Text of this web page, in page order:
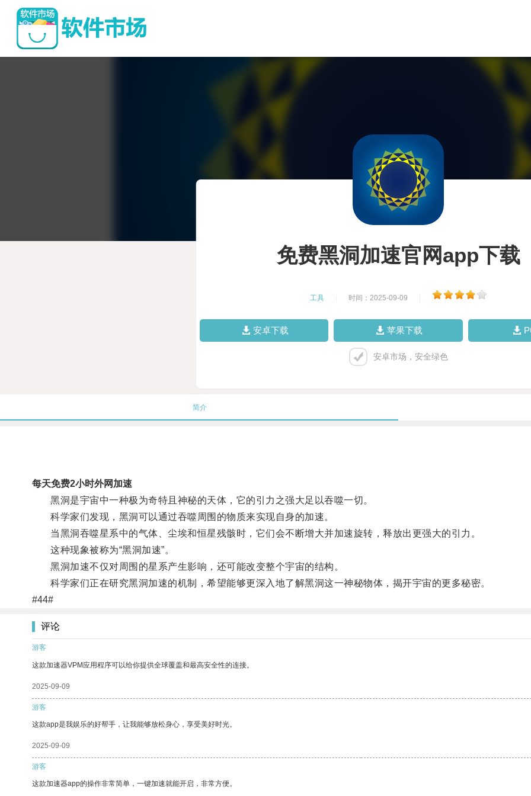
免费黑洞加速官网app下载
工具 时间：2025-09-09
安卓下载 苹果下载
安卓市场，安全绿色
简介
每天免费2小时外网加速
黑洞是宇宙中一种极为奇特且神秘的天体，它的引力之强大足以吞噬一切。
科学家们发现，黑洞可以通过吞噬周围的物质来实现自身的加速。
当黑洞吞噬星系中的气体、尘埃和恒星残骸时，它们会不断增大并加速旋转，释放出更强大的引力。
这种现象被称为“黑洞加速”。
黑洞加速不仅对周围的星系产生影响，还可能改变整个宇宙的结构。
科学家们正在研究黑洞加速的机制，希望能够更深入地了解黑洞这一神秘物体，揭开宇宙的更多秘密。
#44#
评论
游客
这款加速器VPM应用程序可以给你提供全球覆盖和最高安全性的连接。
2025-09-09
游客
这款app是我娱乐的好帮手，让我能够放松身心，享受美好时光。
2025-09-09
游客
这款加速器app的操作非常简单，一键加速就能开启，非常方便。